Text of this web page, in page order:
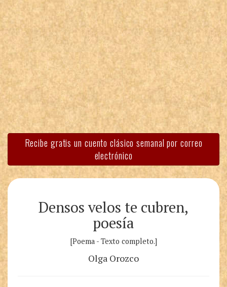
Recibe gratis un cuento clásico semanal por correo
electrónico
Densos velos te cubren,
poesía
[Poema - Texto completo.]
Olga Orozco